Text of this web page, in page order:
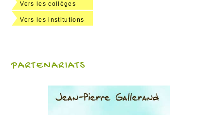
Vers les collèges
Vers les institutions
PARTENARIATS